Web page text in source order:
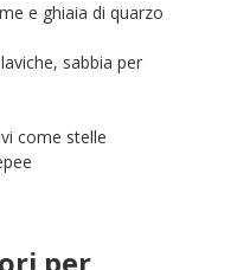
e ghiaia di quarzo
sabbia per
come stelle